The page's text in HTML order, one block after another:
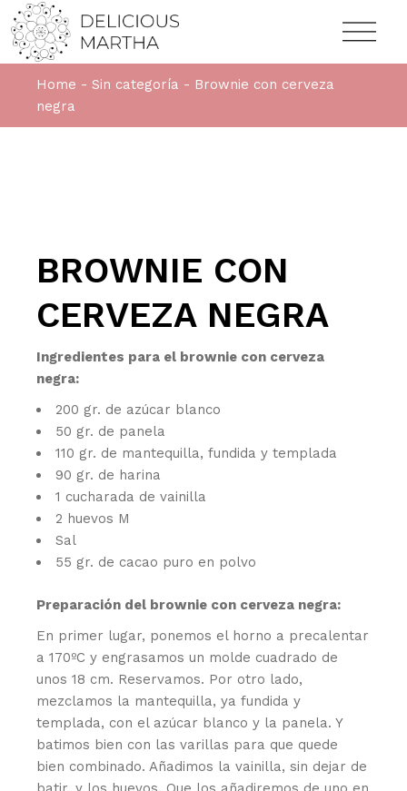
Home Sin categoría
Brownie con cerveza
negra
BROWNIE CON
CERVEZA NEGRA
Ingredientes para el brownie con cerveza
negra:
200 gr. de azúcar blanco
50 gr. de panela
110 gr. de mantequilla, fundida y templada
90 gr. de harina
1 cucharada de vainilla
2 huevos M
Sal
55 gr. de cacao puro en polvo
Preparación del brownie con cerveza negra:
En primer lugar, ponemos el horno a precalentar
a 170ºC y engrasamos un molde cuadrado de
unos 18 cm. Reservamos. Por otro lado,
mezclamos la mantequilla, ya fundida y
templada, con el azúcar blanco y la panela. Y
batimos bien con las varillas para que quede
bien combinado. Añadimos la vainilla, sin dejar de